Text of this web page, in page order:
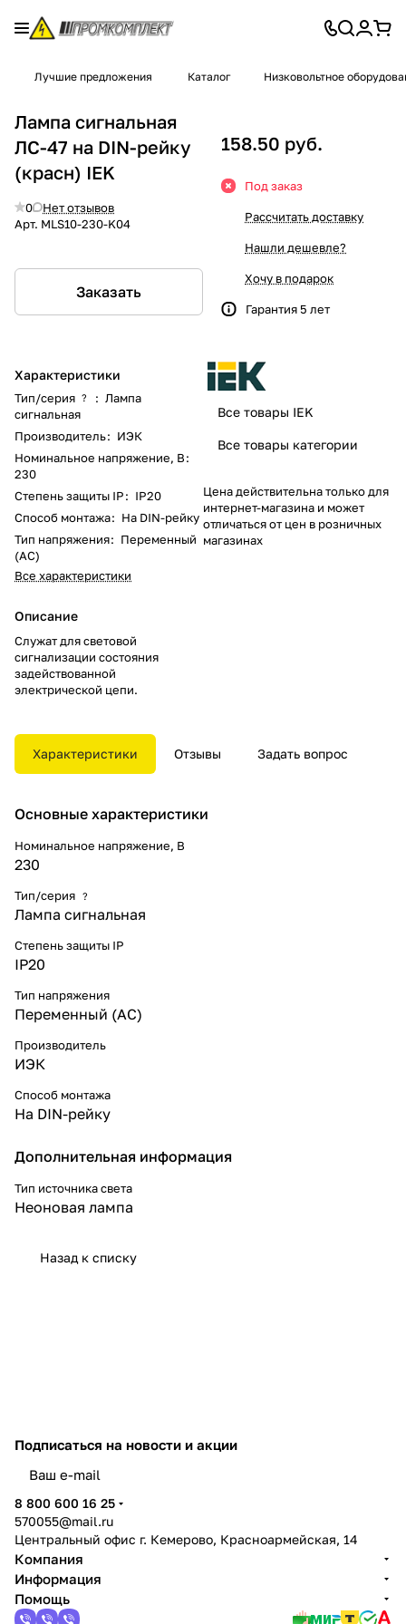
Лучшие предложения Каталог Низковольтное
Лампа сигнальная
ЛС-47 на DIN-рейку
(красн) IEK
0
Нет отзывов
Арт. MLS10-230-K04
Заказать
Характеристики
Тип/серия ? : Лампа
сигнальная
Производитель: ИЭК
Номинальное напряжение, В:
230
Степень защиты IP: IP20
Способ монтажа: На DIN-рейку
Тип напряжения: Переменный
(AC)
Все характеристики
Описание
Служат для световой
сигнализации состояния
задействованной
электрической цепи.
158.50 руб.
Под заказ
Рассчитать доставку
Нашли дешевле?
Хочу в подарок
Гарантия 5 лет
Все товары IEK
Все товары категории
Цена действительна только для
интернет-магазина и может
отличаться от цен в розничных
магазинах
Характеристики Отзывы Задать вопрос
Основные характеристики
Номинальное напряжение, В
230
Тип/серия ?
Лампа сигнальная
Степень защиты IP
IP20
Тип напряжения
Переменный (AC)
Производитель
ИЭК
Способ монтажа
На DIN-рейку
Дополнительная информация
Тип источника света
Неоновая лампа
Назад к списку
Подписаться на новости и акции
8 800 600 16 25
570055@mail.ru
Центральный офис г. Кемерово, Красноармейская, 14
Компания
Информация
Помощь